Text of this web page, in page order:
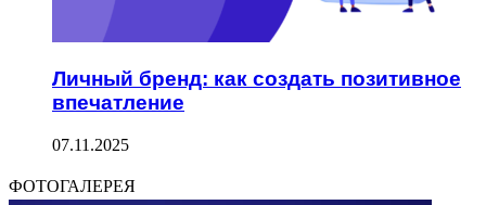
Личный бренд: как создать позитивное
впечатление
07.11.2025
ФОТОГАЛЕРЕЯ